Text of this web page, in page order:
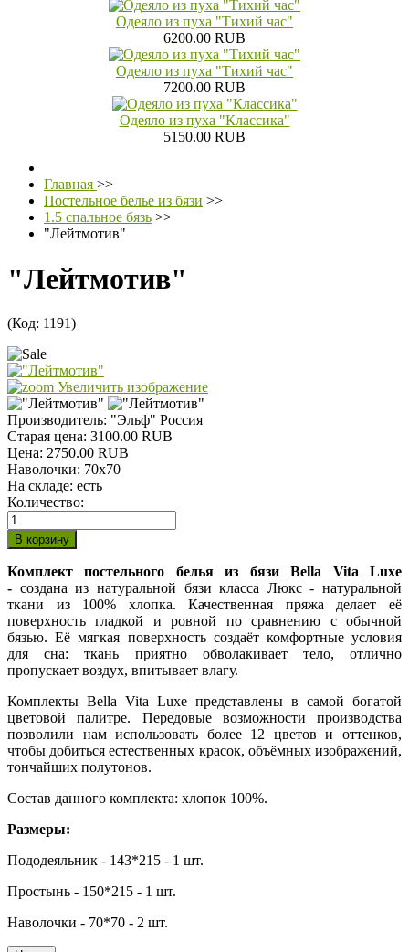
Одеяло из пуха "Тихий час"
6200.00 RUB
Одеяло из пуха "Тихий час"
7200.00 RUB
Одеяло из пуха "Классика"
5150.00 RUB
Главная >>
Постельное белье из бязи >>
1.5 спальное бязь >>
"Лейтмотив"
"Лейтмотив"
(Код: 1191)
Увеличить изображение
Производитель: "Эльф" Россия
Старая цена: 3100.00 RUB
Цена: 2750.00 RUB
Наволочки: 70х70
На складе: есть
Количество:
Комплект постельного белья из бязи Bella Vita Luxe
- создана из натуральной бязи класса Люкс - натуральной
ткани из 100% хлопка. Качественная пряжа делает её
поверхность гладкой и ровной по сравнению с обычной
бязью. Её мягкая поверхность создаёт комфортные условия
для сна: ткань приятно обволакивает тело, отлично
пропускает воздух, впитывает влагу.
Комплекты Bella Vita Luxe представлены в самой богатой
цветовой палитре. Передовые возможности производства
позволили нам использовать более 12 цветов и оттенков,
чтобы добиться естественных красок, объёмных изображений,
тончайших полутонов.
Состав данного комплекта: хлопок 100%.
Размеры:
Пододеяльник - 143*215 - 1 шт.
Простынь - 150*215 - 1 шт.
Наволочки - 70*70 - 2 шт.